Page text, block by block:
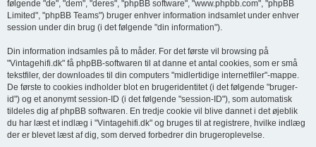
følgende "de", "dem", "deres", "phpBB software", "www.phpbb.com", "phpBB
Limited", "phpBB Teams") bruger enhver information indsamlet under enhver
session under din brug (i det følgende "din information").
Din information indsamles på to måder. For det første vil browsing på
"Vintagehifi.dk" få phpBB-softwaren til at danne et antal cookies, som er små
tekstfiler, der downloades til din computers "midlertidige internetfiler"-mappe.
De første to cookies indholder blot en brugeridentitet (i det følgende "bruger-
id") og et anonymt session-ID (i det følgende "session-ID"), som automatisk
tildeles dig af phpBB softwaren. En tredje cookie vil blive dannet i det øjeblik
du har læst et indlæg i "Vintagehifi.dk" og bruges til at registrere, hvilke indlæg
der er blevet læst af dig, som derved forbedrer din brugeroplevelse.